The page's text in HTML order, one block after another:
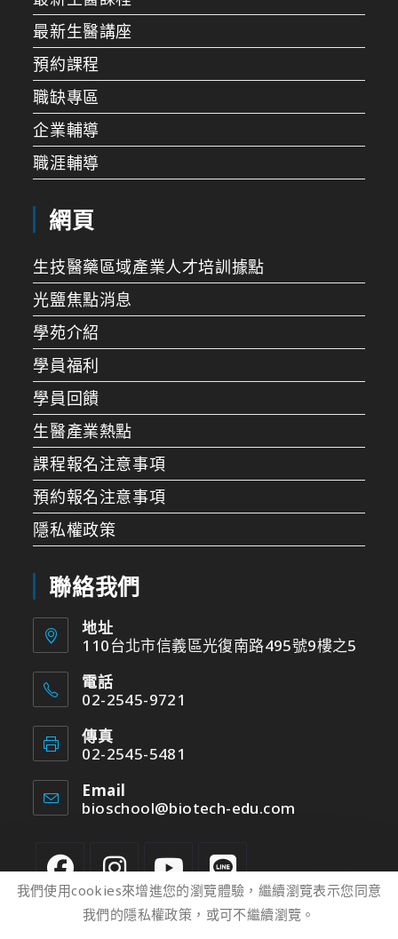
最新生醫講座
預約課程
職缺專區
企業輔導
職涯輔導
網頁
生技醫藥區域產業人才培訓據點
光鹽焦點消息
學苑介紹
學員福利
學員回饋
生醫產業熱點
課程報名注意事項
預約報名注意事項
隱私權政策
聯絡我們
地址
110台北市信義區光復南路495號9樓之5
電話
02-2545-9721
傳真
02-2545-5481
Email
bioschool@biotech-edu.com
我們使用cookies來增進您的瀏覽體驗，繼續瀏覽表示您同意
我們的隱私權政策，或可不繼續瀏覽。